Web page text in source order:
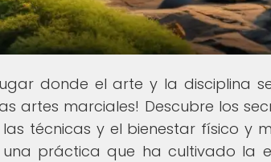
donde el arte y la disciplina
artes marciales! Descubre los
técnicas y el bienestar físico y
una práctica que ha cultivado la